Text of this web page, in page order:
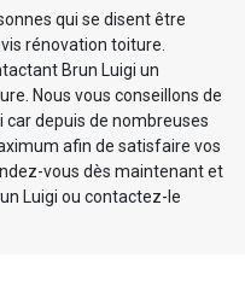
qui se disent être
rénovation toiture.
Brun Luigi un
Nous vous conseillons de
car depuis de nombreuses
afin de satisfaire vos
vous dès maintenant et
Luigi ou contactez-le